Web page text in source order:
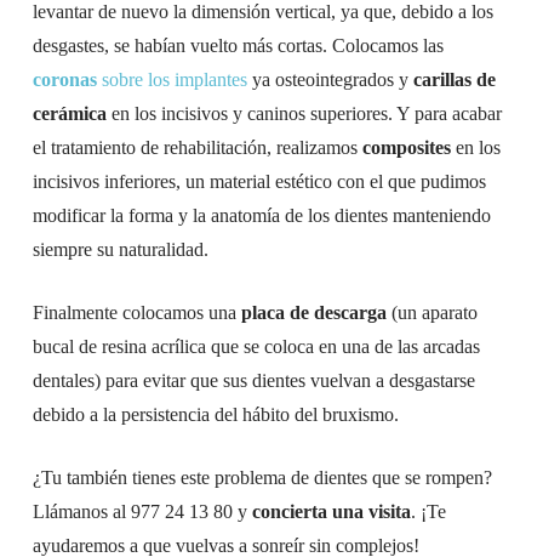
levantar de nuevo la dimensión vertical, ya que, debido a los
desgastes, se habían vuelto más cortas. Colocamos las
coronassobre los implantesya osteointegrados y carillas de
cerámica en los incisivos y caninos superiores. Y para acabar
el tratamiento de rehabilitación, realizamos compositesen los
incisivos inferiores, un material estético con el que pudimos
modificar la forma y la anatomía de los dientes manteniendo
siempre su naturalidad.
Finalmente colocamos una placa de descarga (un aparato
bucal de resina acrílica que se coloca en una de las arcadas
dentales) para evitar que sus dientes vuelvan a desgastarse
debido a la persistencia del hábito del bruxismo.
¿Tu también tienes este problema de dientes que se rompen?
Llámanos al 977 24 13 80 y concierta una visita. ¡Te
ayudaremos a que vuelvas a sonreír sin complejos!